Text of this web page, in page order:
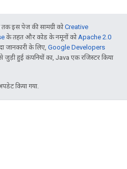
इस पेज की सामग्री कोCreative
के तहत और कोड के नमूनों को Apache 2.0
जानकारी के लिए, Google Developers
हुई कंपनियों का, Java एक रजिस्टर किया
किया गया.